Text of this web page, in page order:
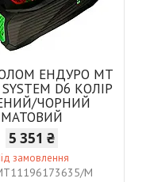
ЕНДУРО MT
SYSTEM D6 КОЛІР
ЧОРНИЙ
МАТОВИЙ
5 351 ₴
замовлення
M